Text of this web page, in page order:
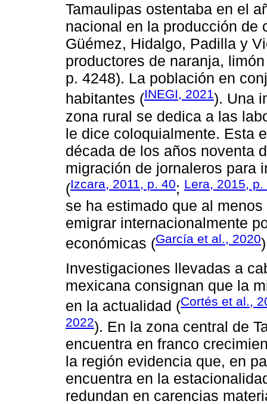
Tamaulipas ostentaba en el
nacional en la producción de
Güémez, Hidalgo, Padilla y
productores de naranja,
p. 4248). La población en
habitantes (INEGI, 2021). Una
zona rural se dedica a las
le dice coloquialmente. Esta
década de los años noventa
migración de jornaleros para
(Izcara, 2011, p. 40; Lera, 2015, p.
se ha estimado que al
emigrar internacionalmente
económicas (García et al., 2020
Investigaciones llevadas a
mexicana consignan que la
en la actualidad (Cortés et al.,
2022). En la zona central de
encuentra en franco
la región evidencia que, en
encuentra en la
redundan en carencias